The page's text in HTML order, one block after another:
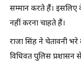
सम्मान करते हैं।
नहीं करना चाहते हैं।
राजा सिंह ने चेतावनी
विधिवत पुलिस